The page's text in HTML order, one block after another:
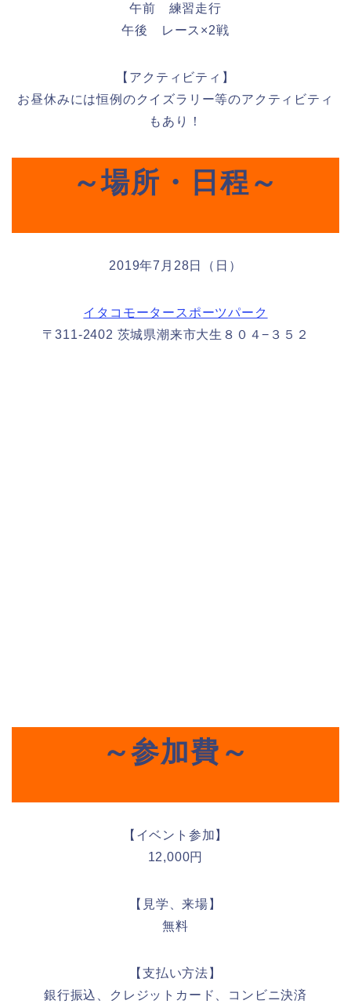
午前 練習走行
午後 レース×2戦
【アクティビティ】
お昼休みには恒例のクイズラリー等のアクティビティ
もあり！
～場所・日程～
2019年7月28日（日）
イタコモータースポーツパーク
〒311-2402 茨城県潮来市大生８０４−３５２
～参加費～
【イベント参加】
12,000円
【見学、来場】
無料
【支払い方法】
銀行振込、クレジットカード、コンビニ決済